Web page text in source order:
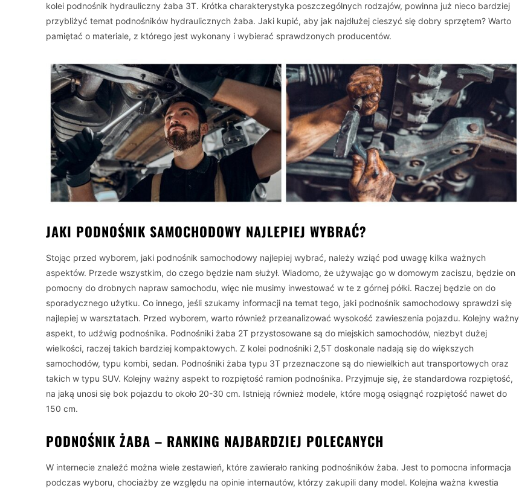
kolei podnośnik hydrauliczny żaba 3T. Krótka charakterystyka poszczególnych rodzajów, powinna już nieco bardziej
przybliżyć temat podnośników hydraulicznych żaba. Jaki kupić, aby jak najdłużej cieszyć się dobry sprzętem? Warto
pamiętać o materiale, z którego jest wykonany i wybierać sprawdzonych producentów.
JAKI PODNOŚNIK SAMOCHODOWY NAJLEPIEJ WYBRAĆ?
Stojąc przed wyborem, jaki podnośnik samochodowy najlepiej wybrać, należy wziąć pod uwagę kilka ważnych
aspektów. Przede wszystkim, do czego będzie nam służył. Wiadomo, że używając go w domowym zaciszu, będzie on
pomocny do drobnych napraw samochodu, więc nie musimy inwestować w te z górnej półki. Raczej będzie on do
sporadycznego użytku. Co innego, jeśli szukamy informacji na temat tego, jaki podnośnik samochodowy sprawdzi się
najlepiej w warsztatach. Przed wyborem, warto również przeanalizować wysokość zawieszenia pojazdu. Kolejny ważny
aspekt, to udźwig podnośnika. Podnośniki żaba 2T przystosowane są do miejskich samochodów, niezbyt dużej
wielkości, raczej takich bardziej kompaktowych. Z kolei podnośniki 2,5T doskonale nadają się do większych
samochodów, typu kombi, sedan. Podnośniki żaba typu 3T przeznaczone są do niewielkich aut transportowych oraz
takich w typu SUV. Kolejny ważny aspekt to rozpiętość ramion podnośnika. Przyjmuje się, że standardowa rozpiętość,
na jaką unosi się bok pojazdu to około 20-30 cm. Istnieją również modele, które mogą osiągnąć rozpiętość nawet do
150 cm.
PODNOŚNIK ŻABA – RANKING NAJBARDZIEJ POLECANYCH
W internecie znaleźć można wiele zestawień, które zawierało ranking podnośników żaba. Jest to pomocna informacja
podczas wyboru, chociażby ze względu na opinie internautów, którzy zakupili dany model. Kolejna ważna kwestia